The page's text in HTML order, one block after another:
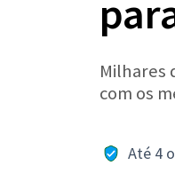
Milhares
com os
Até 4